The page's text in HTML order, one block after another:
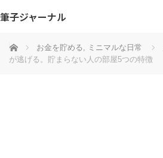
筆子ジャーナル
ホーム お金を貯める, ミニマルな日常
が逃げる。貯まらない人の部屋5つの特徴